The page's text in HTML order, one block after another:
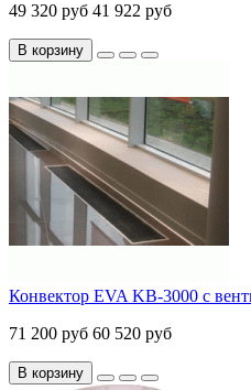
49 320 руб 41 922 руб
В корзину
Конвектор EVA KB-3000 с
71 200 руб 60 520 руб
В корзину